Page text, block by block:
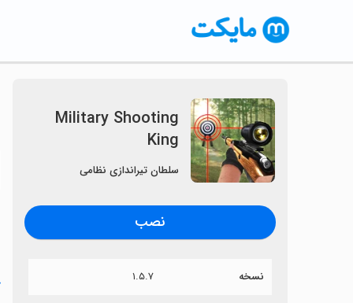
Military Shooting
King
سلطان تیراندازی نظامی
نصب
نسخه ۱.۵.۷